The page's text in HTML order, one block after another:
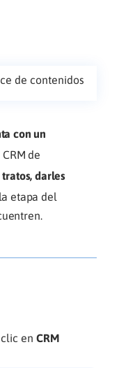
de contenidos
con un
de
darles
etapa del
en CRM